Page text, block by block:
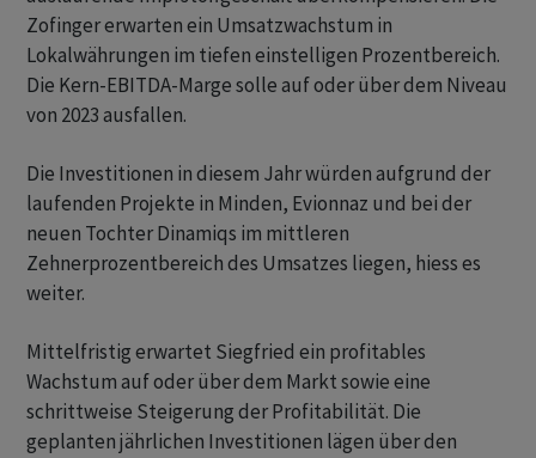
Zofinger erwarten ein Umsatzwachstum in
Lokalwährungen im tiefen einstelligen Prozentbereich.
Die Kern-EBITDA-Marge solle auf oder über dem Niveau
von 2023 ausfallen.
Die Investitionen in diesem Jahr würden aufgrund der
laufenden Projekte in Minden, Evionnaz und bei der
neuen Tochter Dinamiqs im mittleren
Zehnerprozentbereich des Umsatzes liegen, hiess es
weiter.
Mittelfristig erwartet Siegfried ein profitables
Wachstum auf oder über dem Markt sowie eine
schrittweise Steigerung der Profitabilität. Die
geplanten jährlichen Investitionen lägen über den